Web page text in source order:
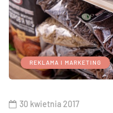
REKLAMA I MARKETING
30 kwietnia 2017